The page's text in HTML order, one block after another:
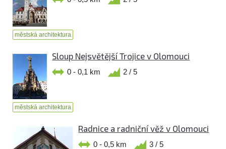
městská architektura
Sloup Nejsvětější Trojice v Olomouci
0 - 0,1 km 2 / 5
městská architektura
Radnice a radniční věž v Olomouci
0 - 0,5 km 3 / 5